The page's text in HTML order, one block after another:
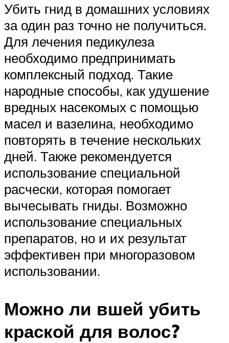
Убить гнид в домашних условиях
за один раз точно не получиться.
Для лечения педикулеза
необходимо предпринимать
комплексный подход. Такие
народные способы, как удушение
вредных насекомых с помощью
масел и вазелина, необходимо
повторять в течение нескольких
дней. Также рекомендуется
использование специальной
расчески, которая помогает
вычесывать гниды. Возможно
использование специальных
препаратов, но и их результат
эффективен при многоразовом
использовании.
Можно ли вшей убить
краской для волос?